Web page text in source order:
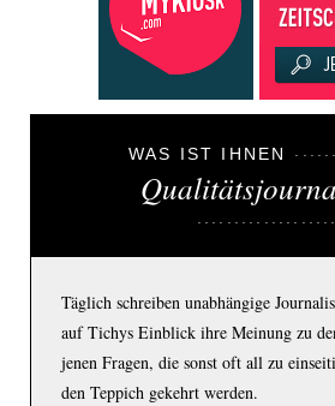
WAS IST IHNEN
Täglich schreiben unabhängige
auf Tichys Einblick ihre Meinung zu
jenen Fragen, die sonst oft all zu
den Teppich gekehrt werden.